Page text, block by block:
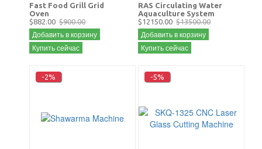
Fast Food Grill Grid
Oven
$882.00 $900.00
Добавить в корзину
Купить сейчас
RAS Circulating Water
Aquaculture System
$12150.00 $13500.00
Добавить в корзину
Купить сейчас
-2% -5%